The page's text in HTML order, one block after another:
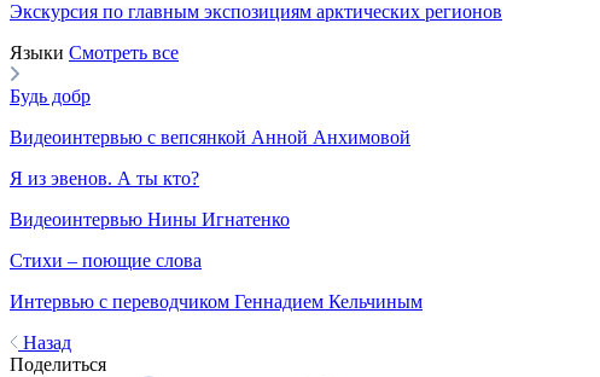
Экскурсия по главным экспозициям арктических регионов
Языки Смотреть все
Будь добр
Видеоинтервью с вепсянкой Анной Анхимовой
Я из эвенов. А ты кто?
Видеоинтервью Нины Игнатенко
Стихи – поющие слова
Интервью с переводчиком Геннадием Кельчиным
Назад
Поделиться